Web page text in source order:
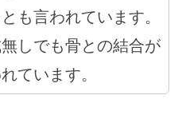
も言われています。
しでも骨との結合が
ています。